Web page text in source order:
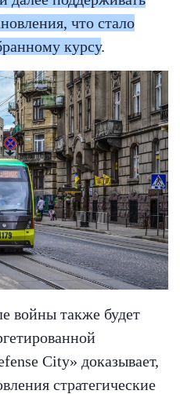
что стало
курсу.
войны также будет
City» доказывает,
стратегические